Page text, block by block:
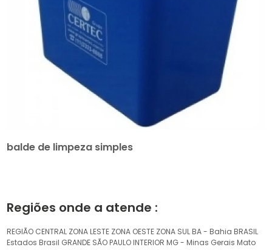
balde de limpeza simples
Regiões onde a atende :
REGIÃO CENTRAL ZONA LESTE ZONA OESTE ZONA SUL BA - Bahia BRASIL
Estados Brasil GRANDE SÃO PAULO INTERIOR MG - Minas Gerais Mato